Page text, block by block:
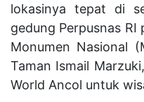
lokasinya tepat di
gedung Perpusnas
Monumen Nasional
Taman Ismail
World Ancol untuk